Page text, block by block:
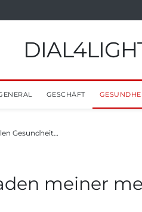
GESCHÄFT
Gesundheit…
meiner